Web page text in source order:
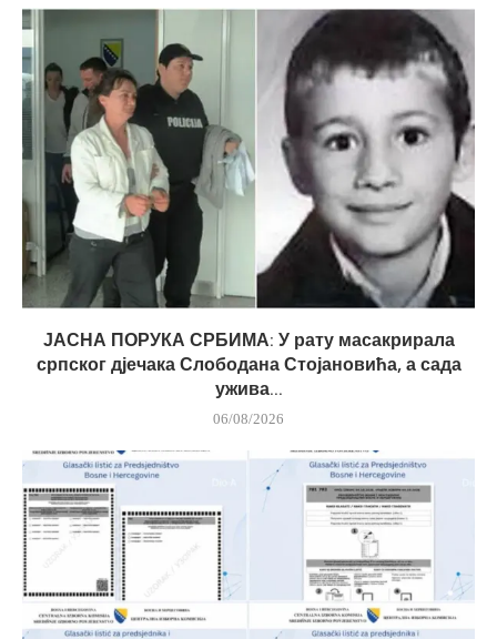
ЈАСНА ПОРУКА СРБИМА: У рату масакрирала
српског дјечака Слободана Стојановића, а сада
ужива...
06/08/2026